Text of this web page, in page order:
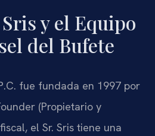
y el Equipo
del Bufete
fue fundada en 1997 por
(Propietario y
el Sr. Sris tiene una